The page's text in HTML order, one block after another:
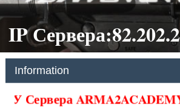
IP
Information
У Сервера